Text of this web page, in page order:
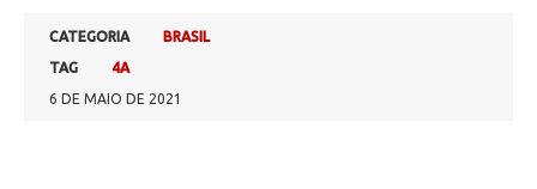
CATEGORIA
BRASIL
TAG
4A
6 DE MAIO DE 2021